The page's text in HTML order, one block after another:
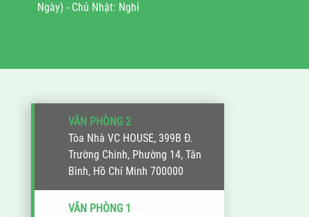
Ngày) - Chủ Nhật: Nghỉ
VĂN PHÒNG 2
Tòa Nhà VC HOUSE, 399B Đ.
Trường Chinh, Phường 14, Tân
Bình, Hồ Chí Minh 700000
VĂN PHÒNG 1